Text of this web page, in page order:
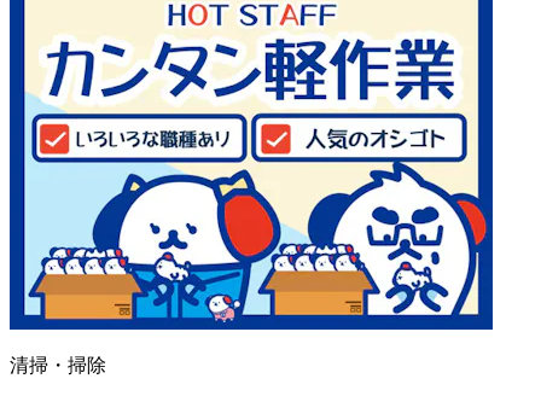
清掃・掃除